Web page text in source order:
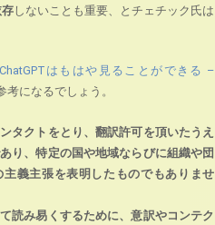
存しないことも重要、とチェチック氏は
ChatGPTはもはや見ることができる –
考になるでしょう。
タクトをとり、翻訳許可を頂いたうえ
り、特定の国や地域ならびに組織や団
義主張を表明したものでもありませ
読み易くするために、意訳やコンテク